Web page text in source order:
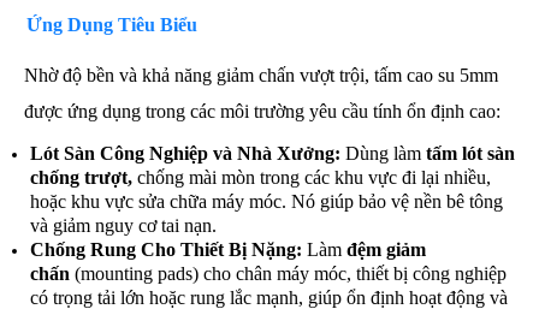
Ứng Dụng Tiêu Biểu
Nhờ độ bền và khả năng giảm chấn vượt trội, tấm cao su 5mm
được ứng dụng trong các môi trường yêu cầu tính ổn định cao:
Lót Sàn Công Nghiệp và Nhà Xưởng: Dùng làm tấm lót sàn
chống trượt, chống mài mòn trong các khu vực đi lại nhiều,
hoặc khu vực sửa chữa máy móc. Nó giúp bảo vệ nền bê tông
và giảm nguy cơ tai nạn.
Chống Rung Cho Thiết Bị Nặng: Làm đệm giảm
chấn (mounting pads) cho chân máy móc, thiết bị công nghiệp
có trọng tải lớn hoặc rung lắc mạnh, giúp ổn định hoạt động và